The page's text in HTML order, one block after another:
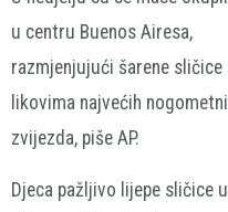
u centru Buenos Airesa,
razmjenjujući šarene sličice
likovima najvećih
zvijezda, piše AP.
Djeca pažljivo lijepe sličice u